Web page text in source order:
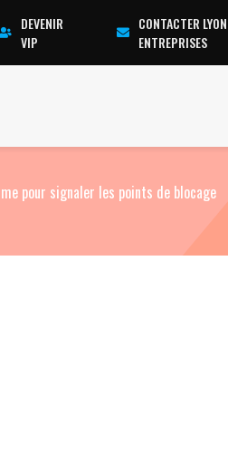
DEVENIR
VIP
CONTACTER LYON
ENTREPRISES
pour signaler les points de blocage